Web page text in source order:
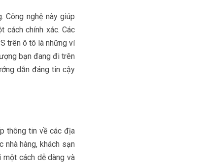
Công nghệ này giúp
cách chính xác. Các
trên ô tô là những ví
bạn đang đi trên
dẫn đáng tin cậy
thông tin về các địa
hàng, khách sạn
cách dễ dàng và